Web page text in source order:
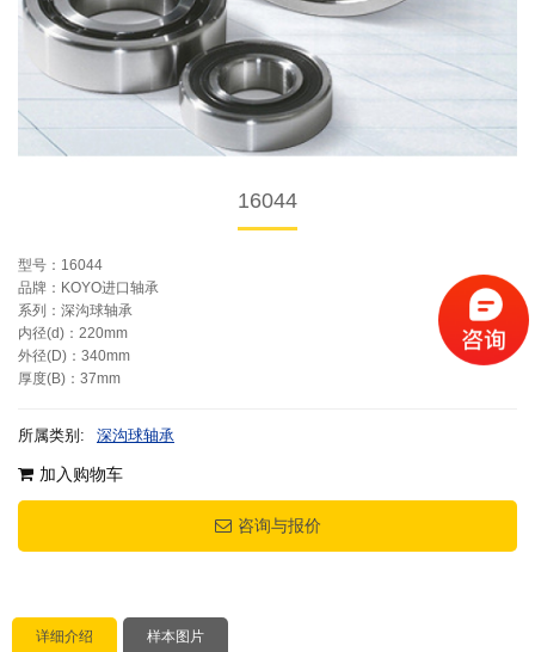
16044
型号：16044
品牌：KOYO进口轴承
系列：深沟球轴承
内径(d)：220mm
外径(D)：340mm
厚度(B)：37mm
所属类别: 深沟球轴承
加入购物车
咨询与报价
详细介绍 样本图片